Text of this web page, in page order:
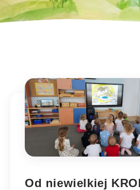
Od niewielkiej